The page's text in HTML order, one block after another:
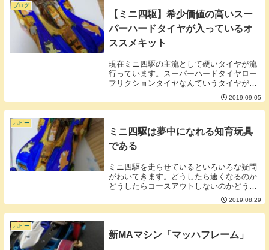
ブログ
【ミニ四駆】希少価値の高いスー
パーハードタイヤが入っているオ
ススメキット
現在ミニ四駆の主流として硬いタイヤが流
行っています。スーパーハードタイヤロー
フリクションタイヤなんていうタイヤが人
気でなかなか品薄で手に入りませんしか
し、一部の定番商品にはスーパーハードタ
イヤがなぜかひっそりと同梱してあるキッ
2019.09.05
ホビー
ミニ四駆は夢中になれる知育玩具
である
ミニ四駆を走らせているといろいろな疑問
がわいてきます。どうしたら速くなるのか
どうしたらコースアウトしないのかどうし
たらカーブをうまく曲がれるかどうしたら
坂をうまく越せるかそういうことを考えな
がらミニ四駆をいじっていくことで発想
2019.08.29
ホビー
新MAマシン「マッハフレーム」